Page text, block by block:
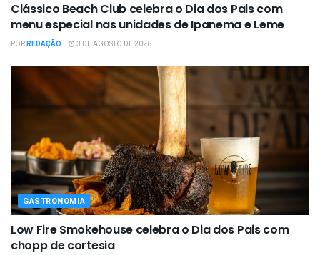
Clássico Beach Club celebra o Dia dos Pais com
menu especial nas unidades de Ipanema e Leme
PORREDAÇÃO 3 DE AGOSTO DE 2026
GASTRONOMIA
Low Fire Smokehouse celebra o Dia dos Pais com
chopp de cortesia